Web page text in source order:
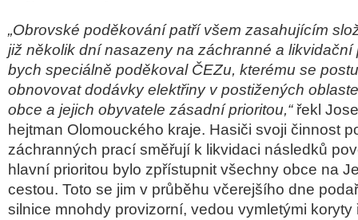
„Obrovské poděkování patří všem zasahujícím
již několik dní nasazeny na záchranné a likvidační
bych speciálně poděkoval ČEZu, kterému se
obnovovat dodávky elektřiny v postižených
obce a jejich obyvatele zásadní prioritou,“řekl
hejtman Olomouckého kraje. Hasiči svoji činnost
záchranných prací směřují k likvidaci následků
hlavní prioritou bylo zpřístupnit všechny obce na
cestou. Toto se jim v průběhu včerejšího dne
silnice mnohdy provizorní, vedou vymletými koryty